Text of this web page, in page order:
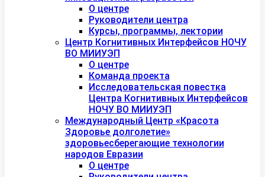
О центре
Руководители центра
Курсы, программы, лектории
Центр Когнитивных Интерфейсов НОЧУ
ВО МИИУЭП
О центре
Команда проекта
Исследовательская повестка
Центра Когнитивных Интерфейсов
НОЧУ ВО МИИУЭП
Международный Центр «Красота
Здоровье долголетие»
здоровьесберегающие технологии
народов Евразии
О центре